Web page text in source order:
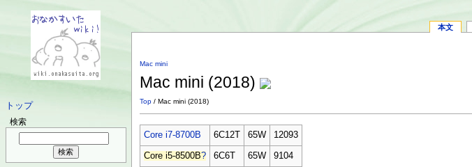
トップ
検索
本文
Mac mini
Mac mini (2018)
Top / Mac mini (2018)
Core i7-8700B 6C12T 65W 12093
Core i5-8500B? 6C6T 65W 9104